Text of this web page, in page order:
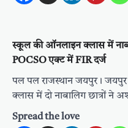
स्कूल की ऑनलाइन क्लास में
POCSO एक्ट में FIR दर्ज
पल पल राजस्थान जयपुर।
क्लास में दो नाबालिग छात्रों ने
Spread the love